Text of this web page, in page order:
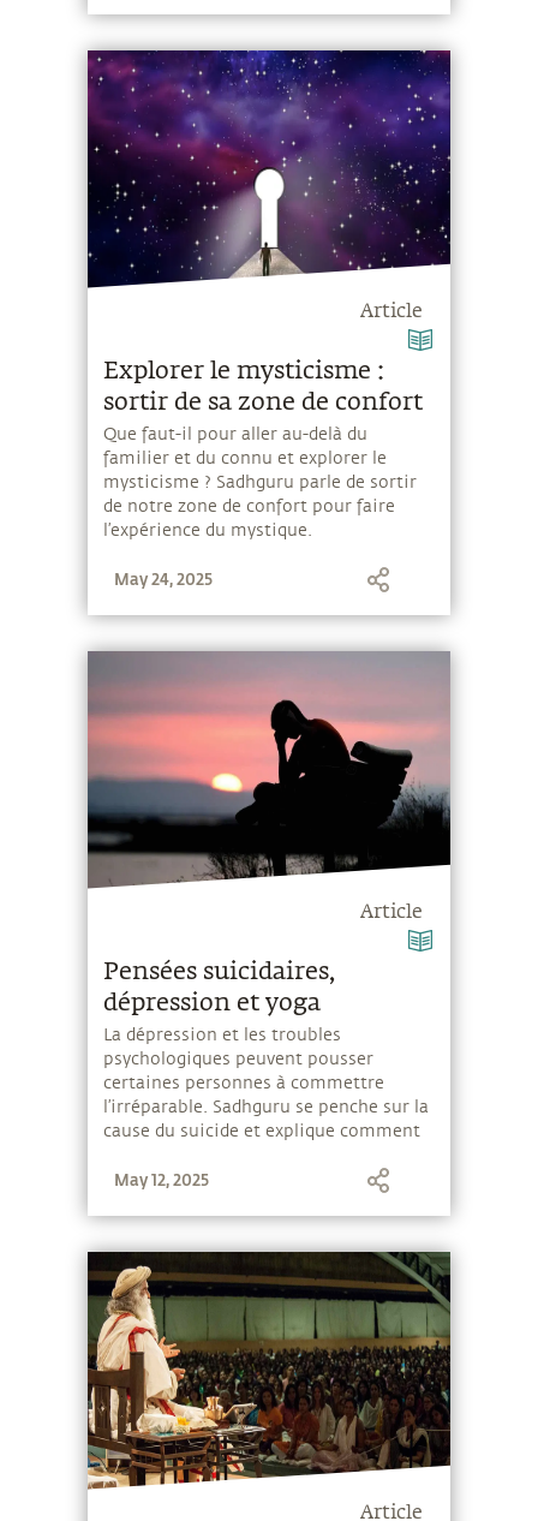
Article
Explorer le mysticisme :
sortir de sa zone de confort
Que faut-il pour aller au-delà du
familier et du connu et explorer le
mysticisme ? Sadhguru parle de sortir
de notre zone de confort pour faire
l’expérience du mystique.
May 24, 2025
Article
Pensées suicidaires,
dépression et yoga
La dépression et les troubles
psychologiques peuvent pousser
certaines personnes à commettre
l’irréparable. Sadhguru se penche sur la
cause du suicide et explique comment
sa propre nature, en dépit des
May 12, 2025
Article